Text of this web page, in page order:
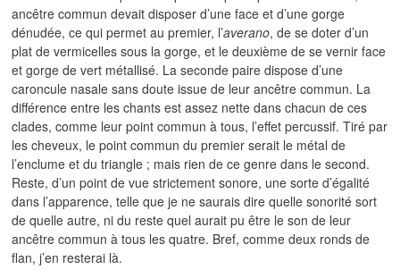
ancêtre commun devait disposer d’une face et d’une gorge
dénudée, ce qui permet au premier, l’averano, de se doter d’un
plat de vermicelles sous la gorge, et le deuxième de se vernir face
et gorge de vert métallisé. La seconde paire dispose d’une
caroncule nasale sans doute issue de leur ancêtre commun. La
différence entre les chants est assez nette dans chacun de ces
clades, comme leur point commun à tous, l’effet percussif. Tiré par
les cheveux, le point commun du premier serait le métal de
l’enclume et du triangle ; mais rien de ce genre dans le second.
Reste, d’un point de vue strictement sonore, une sorte d’égalité
dans l’apparence, telle que je ne saurais dire quelle sonorité sort
de quelle autre, ni du reste quel aurait pu être le son de leur
ancêtre commun à tous les quatre. Bref, comme deux ronds de
flan, j’en resterai là.